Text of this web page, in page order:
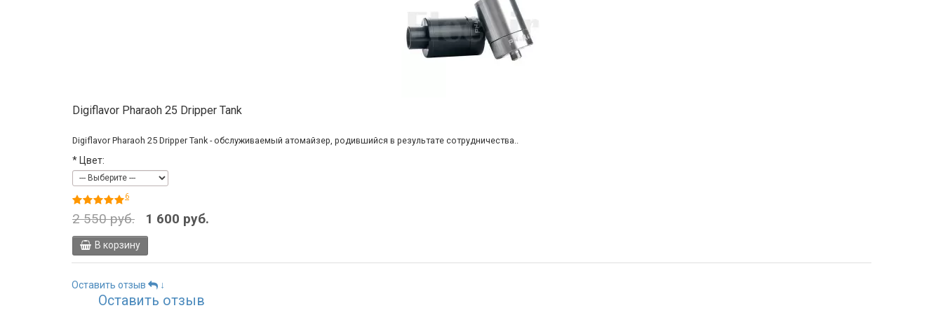
Digiflavor Pharaoh 25 Dripper Tank
Digiflavor Pharaoh 25 Dripper Tank - обслуживаемый атомайзер, родившийся в результате сотрудничества..
* Цвет:
6
2 550 руб. 1 600 руб.
В корзину
Оставить отзыв ↓
Оставить отзыв